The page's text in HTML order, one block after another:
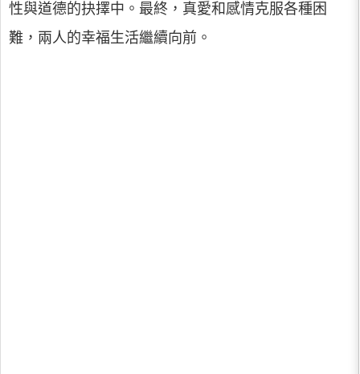
性與道德的抉擇中。最終，真愛和感情克服各種困
難，兩人的幸福生活繼續向前。